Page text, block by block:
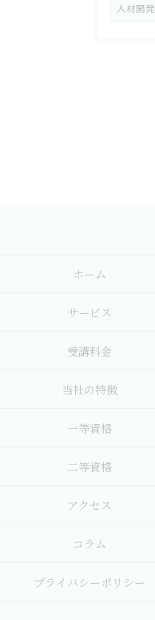
人材開発
ホーム
サービス
受講料金
当社の特徴
一等資格
二等資格
アクセス
コラム
プライバシーポリシー